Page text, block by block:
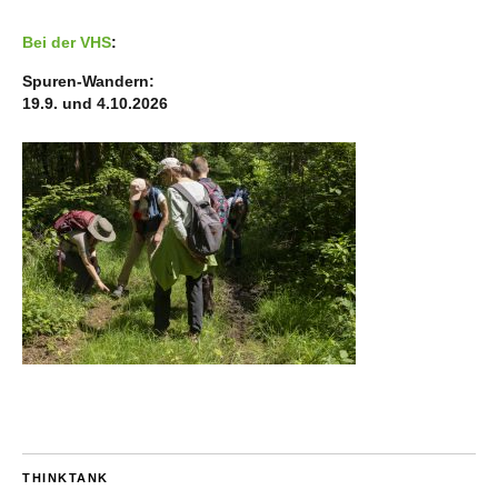
Bei der VHS:
Spuren-Wandern:
19.9. und 4.10.2026
THINKTANK